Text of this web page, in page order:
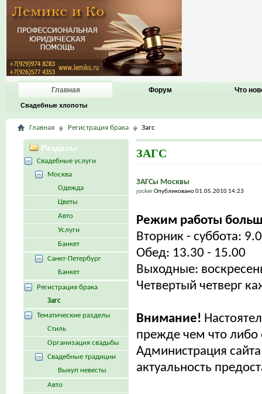
Главная
Свадебные хлопоты
Форум Что
Главная Регистрация брака Загс
ЗАГС
ЗАГСы Москвы
jockerОпубликовано 01.05.2010 14:23
Режим работы
Вторник - суббота:
Обед: 13.30 - 15.00
Выходные:
Четвертый четверг
Внимание!
прежде чем что либо
Администрация сайта
актуальность
Разделы
Свадебные услуги
Москва
Одежда
Цветы
Авто
Услуги
Банкет
Санкт-Петербург
Банкет
Регистрация брака
Загс
Тематические разделы
Стиль
Организация свадьбы
Свадебные традиции
Выкуп невесты
Авто